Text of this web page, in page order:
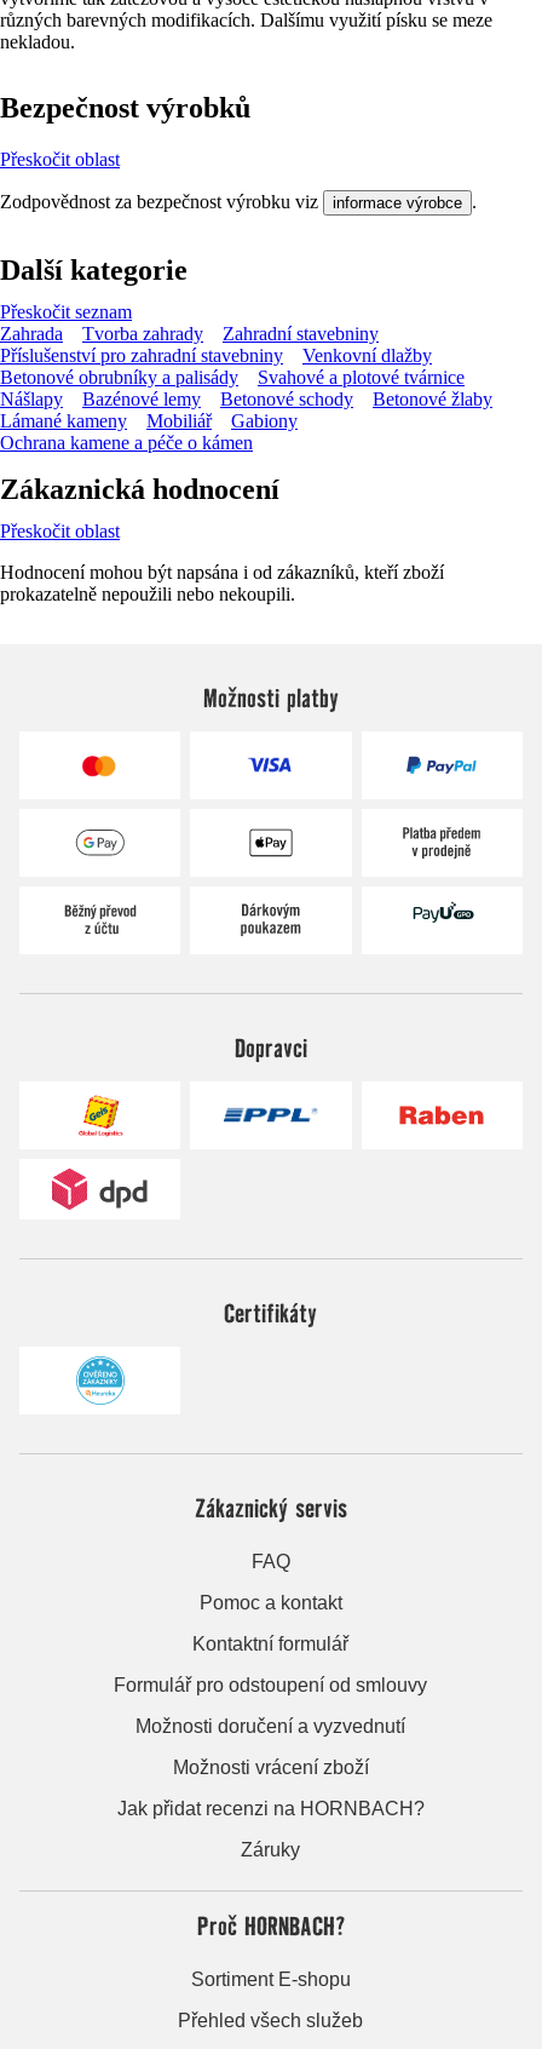
různých barevných modifikacích. Dalšímu využití písku se meze
nekladou.
Bezpečnost výrobků
Přeskočit oblast
Zodpovědnost za bezpečnost výrobku viz informace výrobce .
Další kategorie
Přeskočit seznam
Zahrada
Tvorba zahrady
Zahradní stavebniny
Příslušenství pro zahradní stavebniny
Venkovní dlažby
Betonové obrubníky a palisády
Svahové a plotové tvárnice
Nášlapy
Bazénové lemy Betonové schody
Betonové žlaby
Lámané kameny
Mobiliář
Gabiony
Ochrana kamene a péče o kámen
Zákaznická hodnocení
Přeskočit oblast
Hodnocení mohou být napsána i od zákazníků, kteří zboží
prokazatelně nepoužili nebo nekoupili.
Možnosti platby
Dopravci
Certifikáty
Zákaznický servis
FAQ
Pomoc a kontakt
Kontaktní formulář
Formulář pro odstoupení od smlouvy
Možnosti doručení a vyzvednutí
Možnosti vrácení zboží
Jak přidat recenzi na HORNBACH?
Záruky
Proč HORNBACH?
Sortiment E-shopu
Přehled všech služeb